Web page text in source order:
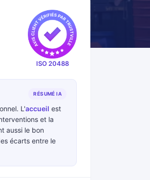
ISO 20488
RÉSUMÉ IA
L'accueil est
et la
aussi le bon
écarts entre le